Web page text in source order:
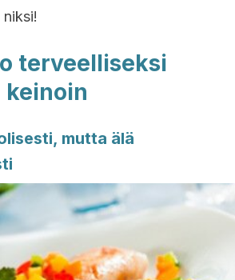
terveelliseksi
mutta älä